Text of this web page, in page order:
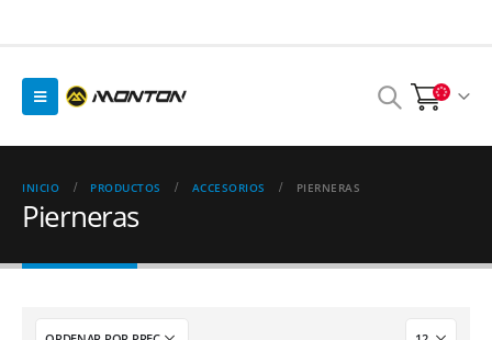
INICIO PRODUCTOS ACCESORIOS PIERNERAS
Pierneras